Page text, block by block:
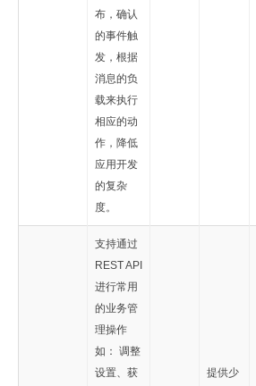
布，确认
的事件触
发，根据
消息的负
载来执行
相应的动
作，降低
应用开发
的复杂
度。
支持通过
REST API
进行常用
的业务管
理操作
如： 调整
设置、获
提供少